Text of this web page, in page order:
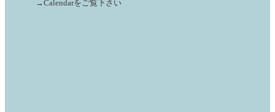
→Calendarをご覧下さい